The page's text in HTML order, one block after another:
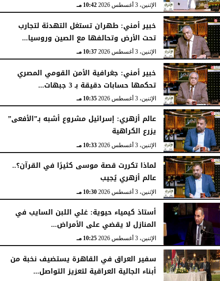
الإثنين، 3 أغسطس 2026 10:42 مـ
خبير أمني: طهران تستغل التهدئة لتجارب
تحت الأرض وتحالفها مع الصين وروسيا...
الإثنين، 3 أغسطس 2026 10:37 مـ
خبير أمني: جغرافية الأمن القومي المصري
تحكمها حسابات دقيقة بـ 3 جبهات...
الإثنين، 3 أغسطس 2026 10:35 مـ
عالم أزهري: إسرائيل مشروع أشبه بـ”الأفعى”
يزرع الكراهية
الإثنين، 3 أغسطس 2026 10:33 مـ
لماذا تكررت قصة موسى كثيرًا في القرآن؟..
عالم أزهري يُجيب
الإثنين، 3 أغسطس 2026 10:30 مـ
أستاذ كيمياء حيوية: غلي اللبن السايب في
المنازل لا يقضي على الأمراض...
الإثنين، 3 أغسطس 2026 10:25 مـ
سفير العراق في القاهرة يستضيف نخبة من
أبناء الجالية العراقية لتعزيز التواصل...